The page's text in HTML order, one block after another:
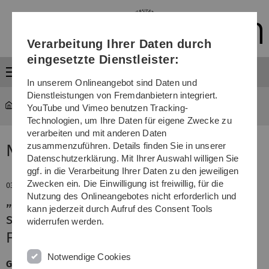
Direkt
Direkt
Direkt
(Sprache,
Drucken,
Media)
Direkt
Direkt
News
03. Februar 2026
„ZusammenLeben. Verbinden statt
spalten“
Frühjahrsakademie an der Uni Ulm
Gesellschaftlicher Zusammenhalt kommt nicht von
Verarbeitung Ihrer Daten durch
eingesetzte Dienstleister:
In unserem Onlineangebot sind Daten und
Dienstleistungen von Fremdanbietern integriert.
YouTube und Vimeo benutzen Tracking-
Technologien, um Ihre Daten für eigene Zwecke zu
verarbeiten und mit anderen Daten
zusammenzuführen. Details finden Sie in unserer
Datenschutzerklärung. Mit Ihrer Auswahl willigen Sie
ggf. in die Verarbeitung Ihrer Daten zu den jeweiligen
Zwecken ein. Die Einwilligung ist freiwillig, für die
Nutzung des Onlineangebotes nicht erforderlich und
kann jederzeit durch Aufruf des Consent Tools
widerrufen werden.
Notwendige Cookies